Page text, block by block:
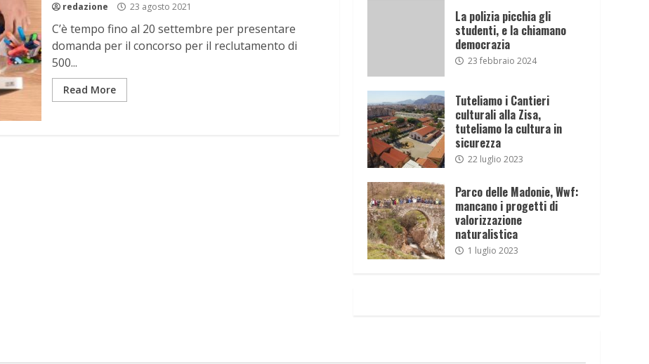
redazione 23 agosto 2021
C’è tempo fino al 20 settembre per presentare
domanda per il concorso per il reclutamento di
500...
Read More
La polizia picchia gli
studenti, e la chiamano
democrazia
23 febbraio 2024
Tuteliamo i Cantieri
culturali alla Zisa,
tuteliamo la cultura in
sicurezza
22 luglio 2023
Parco delle Madonie, Wwf:
mancano i progetti di
valorizzazione
naturalistica
1 luglio 2023